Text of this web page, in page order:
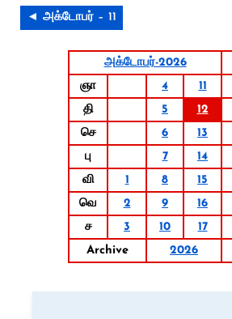
◄ அக்டோபர் – 11
அக்டோபர்-2026
ஞா
4 11
தி
5 12
செ
6 13
பு
7 14
வி
1 8 15
வெ
2 9 16
ச
3 10 17
Archive
2026